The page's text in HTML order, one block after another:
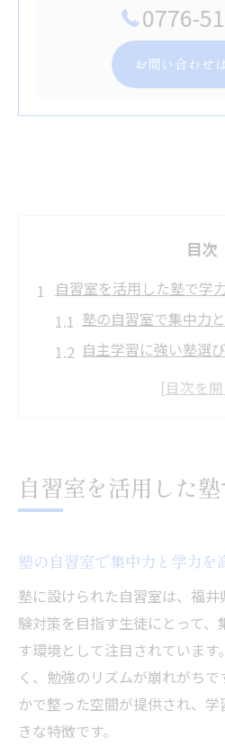
0776-
お問い合わせ
目次
自習室を活用した塾で学
塾の自習室で集中力
自主学習に強い塾選
学力向上に役立つ塾
集中力アップに最適な学
塾で見つかる集中力
集中力を高める塾の学
塾の自習室で集中で
集中力維持に役立つ
もし自宅学習が続かない
め
塾や自習室は自宅学
自習室活用で自宅学
自習室を活用した
塾の自習室で集中力と学力を
塾に設けられた自習室は、福
験対策を目指す生徒にとって、
す環境として注目されていま
く、勉強のリズムが崩れがち
かで整った空間が提供され、
きな特徴です。